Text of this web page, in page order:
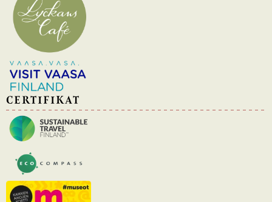
CERTIFIKAT